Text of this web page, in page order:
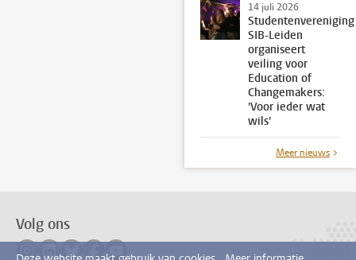
14 juli 2026
Studentenvereniging
SIB-Leiden
organiseert
veiling voor
Education of
Changemakers:
'Voor ieder wat
wils'
Meer nieuws
Volg ons
Volg ons op instagram
Volg ons op linkedin
Volg ons op bluesky
Volg ons op facebook
Volg ons op youtube